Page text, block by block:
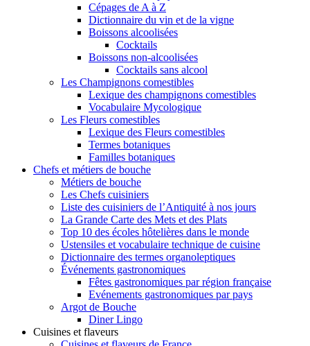
Cépages de A à Z
Dictionnaire du vin et de la vigne
Boissons alcoolisées
Cocktails
Boissons non-alcoolisées
Cocktails sans alcool
Les Champignons comestibles
Lexique des champignons comestibles
Vocabulaire Mycologique
Les Fleurs comestibles
Lexique des Fleurs comestibles
Termes botaniques
Familles botaniques
Chefs et métiers de bouche
Métiers de bouche
Les Chefs cuisiniers
Liste des cuisiniers de l’Antiquité à nos jours
La Grande Carte des Mets et des Plats
Top 10 des écoles hôtelières dans le monde
Ustensiles et vocabulaire technique de cuisine
Dictionnaire des termes organoleptiques
Événements gastronomiques
Fêtes gastronomiques par région française
Evénements gastronomiques par pays
Argot de Bouche
Diner Lingo
Cuisines et flaveurs